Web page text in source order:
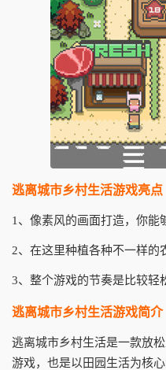
逃离城市乡村生活游戏亮点
1、像素风的画面打造，你能
2、在这里种植各种不一样的
3、整个游戏的节奏是比较轻
逃离城市乡村生活游戏简介
逃离城市乡村生活是一款放
游戏，也是以田园生活为核